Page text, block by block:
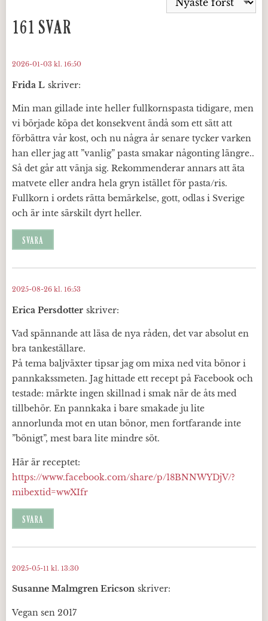
161 SVAR
Frida L skriver:
2026-01-03 kl. 16:50
Min man gillade inte heller fullkornspasta tidigare, men
vi började köpa det konsekvent ändå som ett sätt att
förbättra vår kost, och nu några år senare tycker varken
han eller jag att ”vanlig” pasta smakar någonting längre..
Så det går att vänja sig. Rekommenderar annars att äta
matvete eller andra hela gryn istället för pasta/ris.
Fullkorn i ordets rätta bemärkelse, gott, odlas i Sverige
och är inte särskilt dyrt heller.
SVARA
Erica Persdotter skriver:
2025-08-26 kl. 16:53
Vad spännande att läsa de nya råden, det var absolut en
bra tankeställare.
På tema baljväxter tipsar jag om mixa ned vita bönor i
pannkakssmeten. Jag hittade ett recept på Facebook och
testade: märkte ingen skillnad i smak när de åts med
tillbehör. En pannkaka i bare smakade ju lite
annorlunda mot en utan bönor, men fortfarande inte
”bönigt”, mest bara lite mindre söt.
Här är receptet:
https://www.facebook.com/share/p/18BNNWYDjV/?
mibextid=wwXIfr
SVARA
Susanne Malmgren Ericson skriver:
2025-05-11 kl. 13:30
Vegan sen 2017